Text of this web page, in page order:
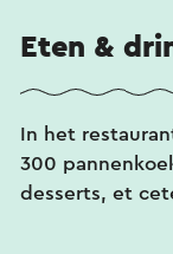
Eten &
In het
300
desserts, et